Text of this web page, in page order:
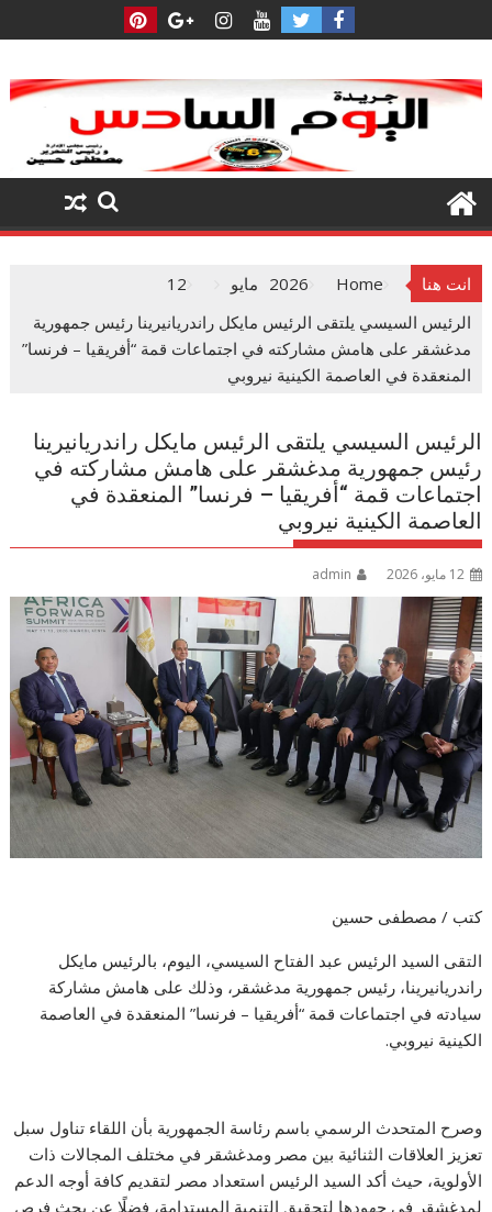
to
انت هنا Home
2026 مايو
12
الرئيس السيسي يلتقى الرئيس مايكل راندريانيرينا رئيس جمهورية
مدغشقر على هامش مشاركته في اجتماعات قمة “أفريقيا – فرنسا”
المنعقدة في العاصمة الكينية نيروبي
الرئيس السيسي يلتقى الرئيس مايكل راندريانيرينا
رئيس جمهورية مدغشقر على هامش مشاركته في
اجتماعات قمة “أفريقيا – فرنسا” المنعقدة في
العاصمة الكينية نيروبي
12 مايو، 2026 admin
كتب / مصطفى حسين
التقى السيد الرئيس عبد الفتاح السيسي، اليوم، بالرئيس مايكل
راندريانيرينا، رئيس جمهورية مدغشقر، وذلك على هامش مشاركة
سيادته في اجتماعات قمة “أفريقيا – فرنسا” المنعقدة في العاصمة
الكينية نيروبي.
وصرح المتحدث الرسمي باسم رئاسة الجمهورية بأن اللقاء تناول سبل
تعزيز العلاقات الثنائية بين مصر ومدغشقر في مختلف المجالات ذات
الأولوية، حيث أكد السيد الرئيس استعداد مصر لتقديم كافة أوجه الدعم
لمدغشقر في جهودها لتحقيق التنمية المستدامة، فضلًا عن بحث فرص